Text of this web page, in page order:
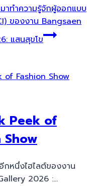
าทำความรู้จักผู้ออกแบบ
ของงาน Bangsaen
แสนสุขโข
Peek of
Show
หนึ่งไฮไลต์ของงาน
2026 :…